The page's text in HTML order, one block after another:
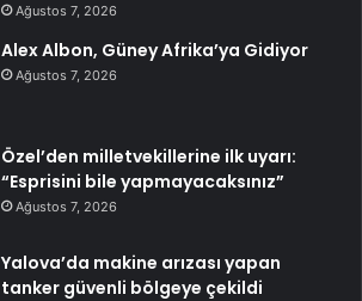
Ağustos 7, 2026
Alex Albon, Güney Afrika’ya Gidiyor
Ağustos 7, 2026
Özel’den milletvekillerine ilk uyarı:
“Esprisini bile yapmayacaksınız”
Ağustos 7, 2026
Yalova’da makine arızası yapan
tanker güvenli bölgeye çekildi